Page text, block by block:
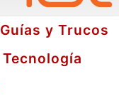
Guías y Trucos
Tecnología